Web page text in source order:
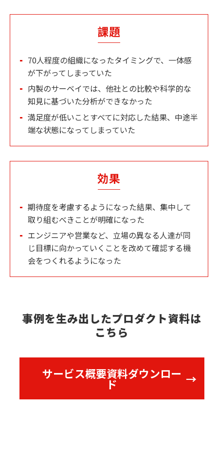
課題
70人程度の組織になったタイミングで、一体感
が下がってしまっていた
内製のサーベイでは、他社との比較や科学的な
知見に基づいた分析ができなかった
満足度が低いことすべてに対応した結果、中途半
端な状態になってしまっていた
効果
期待度を考慮するようになった結果、集中して
取り組むべきことが明確になった
エンジニアや営業など、立場の異なる人達が同
じ目標に向かっていくことを改めて確認する機
会をつくれるようになった
事例を生み出したプロダクト資料は
こちら
サービス概要資料ダウンロー
ド